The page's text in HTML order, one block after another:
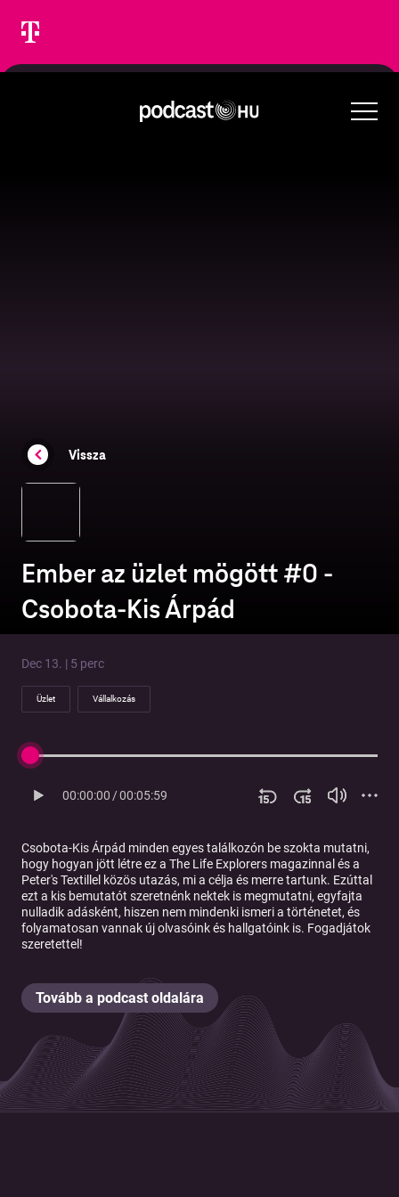
Vissza
Ember az üzlet mögött #0 -
Csobota-Kis Árpád
Dec 13. | 5 perc
Üzlet Vállalkozás
00:00:00/00:05:59
Csobota-Kis Árpád minden egyes találkozón be szokta mutatni,
hogy hogyan jött létre ez a The Life Explorers magazinnal és a
Peter's Textillel közös utazás, mi a célja és merre tartunk. Ezúttal
ezt a kis bemutatót szeretnénk nektek is megmutatni, egyfajta
nulladik adásként, hiszen nem mindenki ismeri a történetet, és
folyamatosan vannak új olvasóink és hallgatóink is. Fogadjátok
szeretettel!
Tovább a podcast oldalára